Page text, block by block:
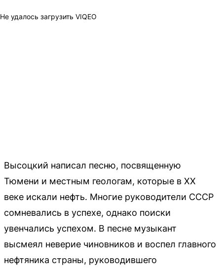
Не удалось загрузить VIQEO
Высоцкий написал песню, посвященную
Тюмени и местным геологам, которые в XX
веке искали нефть. Многие руководители СССР
сомневались в успехе, однако поиски
увенчались успехом. В песне музыкант
высмеял неверие чиновников и воспел главного
нефтяника страны, руководившего